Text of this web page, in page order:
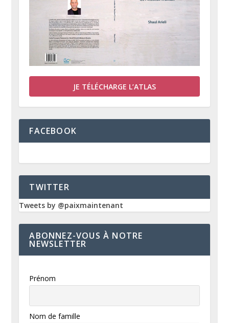
JE TÉLÉCHARGE L’ATLAS
FACEBOOK
TWITTER
Tweets by @paixmaintenant
ABONNEZ-VOUS À NOTRE
NEWSLETTER
Prénom
Nom de famille